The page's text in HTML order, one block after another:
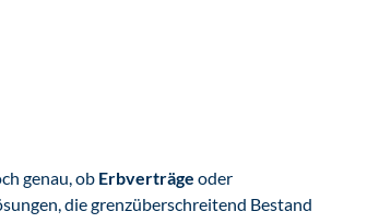
genau, ob Erbverträge oder
die grenzüberschreitend Bestand